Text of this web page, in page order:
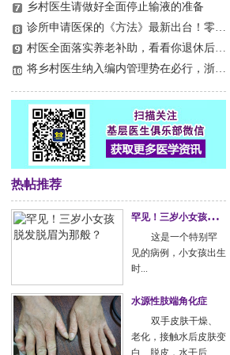
乡村医生请做好全面停止输液的准备
诊所申请医保的《方法》最新出台！零门槛，大批诊所来申请了……
村医全面落实养老补助，看看你退休后能拿到多少钱...
将乡村医生纳入编内管理势在必行，浙江已经开始！
热帖推荐
罕
见！三岁小女孩脱发脱眉为那般？
这是一个特别罕
见的病例，小女孩出生
时...
水源性肢端角化症
双手皮肤干燥、
老化，接触水后皮肤变
白、脱皮，水干后...